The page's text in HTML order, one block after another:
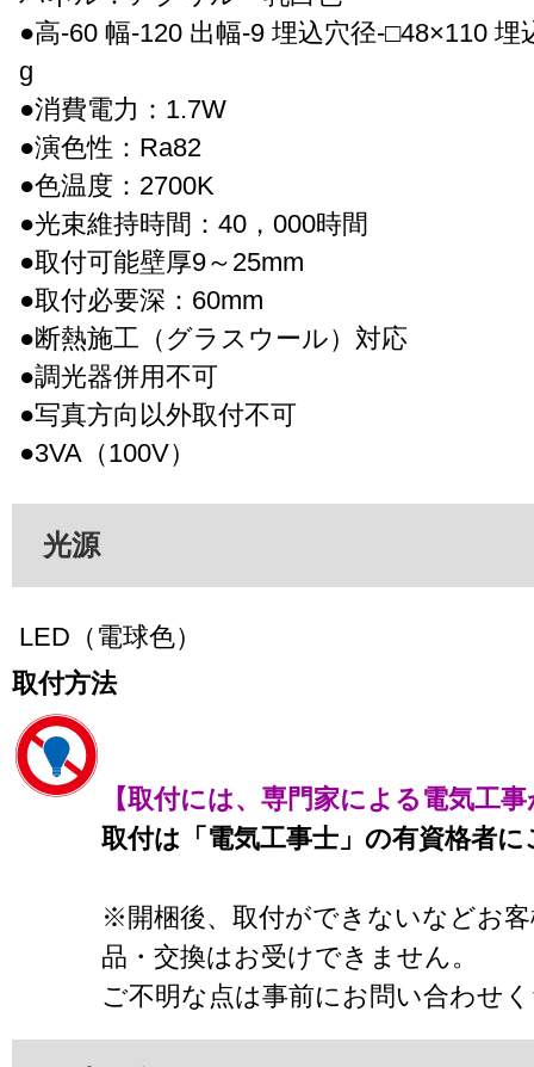
●高-60 幅-120 出幅-9 埋込穴径-□48×110 埋
g
●消費電力：1.7W
●演色性：Ra82
●色温度：2700K
●光束維持時間：40，000時間
●取付可能壁厚9～25mm
●取付必要深：60mm
●断熱施工（グラスウール）対応
●調光器併用不可
●写真方向以外取付不可
●3VA（100V）
光源
LED（電球色）
取付方法
【取付には、専門家による電気工
取付は「電気工事士」の有資格者
※開梱後、取付ができないなどお
品・交換はお受けできません。
ご不明な点は事前にお問い合わせ